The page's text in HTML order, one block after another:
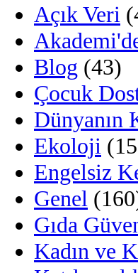
Açık Veri
Blog (43)
Çocuk
Dünyanın
Ekoloji
Engelsiz
Genel
Gıda
Kadın ve